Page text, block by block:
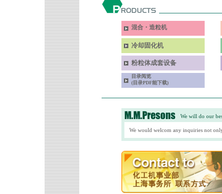
混合・造粒机
冷却固化机
粉粒体成套设备
目录阅览
(目录PDF能下载)
We will do our
We would welcom any inquiries not